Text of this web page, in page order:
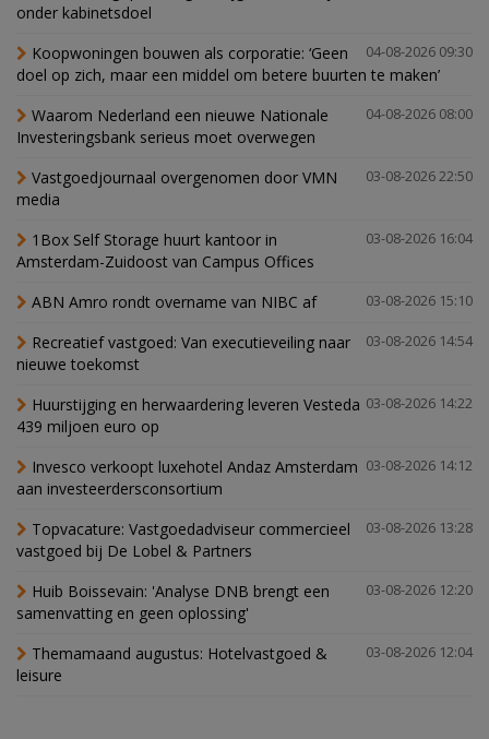
onder kabinetsdoel
04-08-2026 09:30
Koopwoningen bouwen als corporatie: ‘Geen
doel op zich, maar een middel om betere buurten te maken’
04-08-2026 08:00
Waarom Nederland een nieuwe Nationale
Investeringsbank serieus moet overwegen
03-08-2026 22:50
Vastgoedjournaal overgenomen door VMN
media
03-08-2026 16:04
1Box Self Storage huurt kantoor in
Amsterdam-Zuidoost van Campus Offices
03-08-2026 15:10
ABN Amro rondt overname van NIBC af
03-08-2026 14:54
Recreatief vastgoed: Van executieveiling naar
nieuwe toekomst
03-08-2026 14:22
Huurstijging en herwaardering leveren Vesteda
439 miljoen euro op
03-08-2026 14:12
Invesco verkoopt luxehotel Andaz Amsterdam
aan investeerdersconsortium
03-08-2026 13:28
Topvacature: Vastgoedadviseur commercieel
vastgoed bij De Lobel & Partners
03-08-2026 12:20
Huib Boissevain: 'Analyse DNB brengt een
samenvatting en geen oplossing'
03-08-2026 12:04
Themamaand augustus: Hotelvastgoed &
leisure